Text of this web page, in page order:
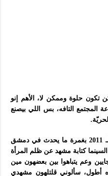
تكون حلوة وممكن لا، الأهم إنو
التافه، بس اللي بيصنع
أوّل مشهد كتبته بحياتي كان بسنة الـ 2011 بغمرة ما يحدث في دمشق
كتابة مشهد عن ظلم المرأة
وعم يتباهوا بين بعضهون مين
أطول، سألوني قلتلهون مشهدي